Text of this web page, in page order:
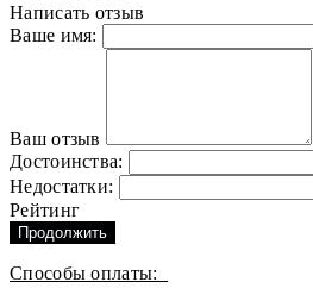
Написать отзыв
Ваше имя:
Ваш отзыв
Достоинства:
Недостатки:
Рейтинг
Продолжить
Способы оплаты: